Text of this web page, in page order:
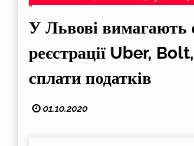
У Львові вимагають
реєстрації Uber,
сплати податків
01.10.2020